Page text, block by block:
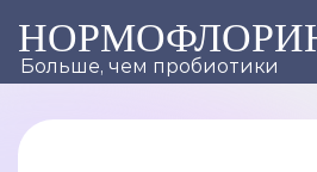
Больше, чем пробиотики